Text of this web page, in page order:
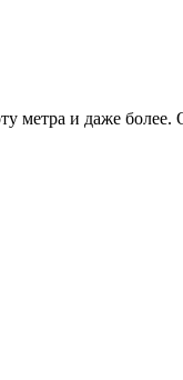
метра и даже более.